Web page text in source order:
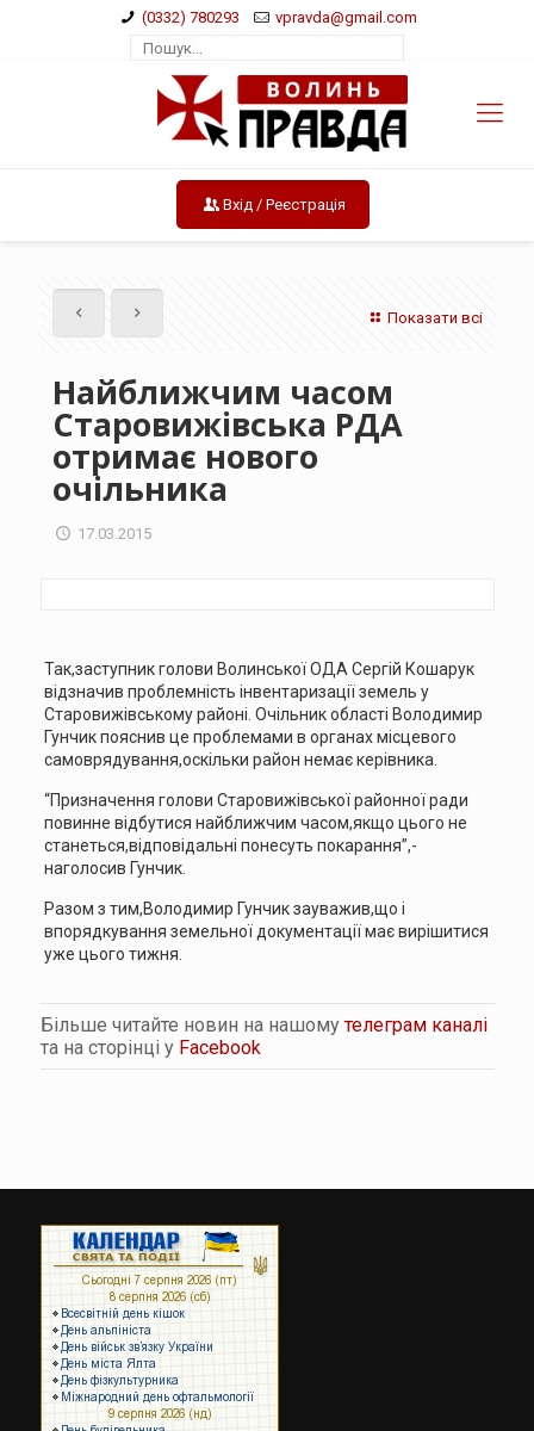
(0332) 780293 vpravda@gmail.com
Вхід / Реєстрація
Показати всі
Найближчим часом
Старовижівська РДА
отримає нового
очільника
17.03.2015
Так,заступник голови Волинської ОДА Сергій Кошарук
відзначив проблемність інвентаризації земель у
Старовижівському районі. Очільник області Володимир
Гунчик пояснив це проблемами в органах місцевого
самоврядування,оскільки район немає керівника.
“Призначення голови Старовижівської районної ради
повинне відбутися найближчим часом,якщо цього не
станеться,відповідальні понесуть покарання”,-
наголосив Гунчик.
Разом з тим,Володимир Гунчик зауважив,що і
впорядкування земельної документації має вирішитися
уже цього тижня.
Більше читайте новин на нашомутелеграм каналі
та на сторінці у Facebook